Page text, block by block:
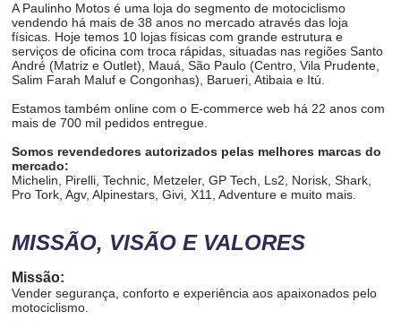
A Paulinho Motos é uma loja do segmento de motociclismo
vendendo há mais de 38 anos no mercado através das loja
físicas. Hoje temos 10 lojas físicas com grande estrutura e
serviços de oficina com troca rápidas, situadas nas regiões Santo
André (Matriz e Outlet), Mauá, São Paulo (Centro, Vila Prudente,
Salim Farah Maluf e Congonhas), Barueri, Atibaia e Itú.
Estamos também online com o E-commerce web há 22 anos com
mais de 700 mil pedidos entregue.
Somos revendedores autorizados pelas melhores marcas do
mercado:
Michelin, Pirelli, Technic, Metzeler, GP Tech, Ls2, Norisk, Shark,
Pro Tork, Agv, Alpinestars, Givi, X11, Adventure e muito mais.
MISSÃO, VISÃO E VALORES
Missão:
Vender segurança, conforto e experiência aos apaixonados pelo
motociclismo.